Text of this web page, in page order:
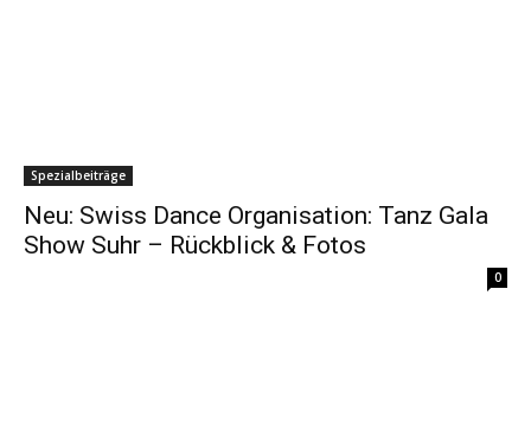
Spezialbeiträge
Neu: Swiss Dance Organisation: Tanz Gala
Show Suhr – Rückblick & Fotos
0